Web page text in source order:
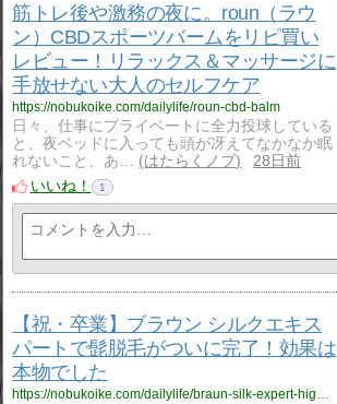
筋トレ後や激務の夜に。roun（ラウ
ン）CBDスポーツバームをリピ買い
レビュー！リラックス＆マッサージに
手放せない大人のセルフケア
https://nobukoike.com/dailylife/roun-cbd-balm
日々、仕事にプライベートに全力投球している
と、夜ベッドに入っても頭が冴えてなかなか眠
れないこと、あ…
はたらくノブ
28日前
いいね！
1
【祝・卒業】ブラウン シルクエキス
パートで髭脱毛がついに完了！効果は
本物でした
https://nobukoike.com/dailylife/braun-silk-expert-hige-sotsugyou